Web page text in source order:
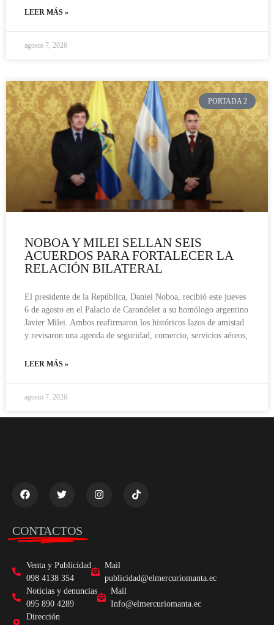
LEER MÁS »
agosto 7, 2026
PORTADA 2
NOBOA Y MILEI SELLAN SEIS
ACUERDOS PARA FORTALECER LA
RELACIÓN BILATERAL
El presidente de la República, Daniel Noboa, recibió este jueves
6 de agosto en el Palacio de Carondelet a su homólogo argentino
Javier Milei. Ambos reafirmaron los históricos lazos de amistad
y revisaron una agenda de seguridad, comercio, servicios aéreos,
LEER MÁS »
agosto 7, 2026
CONTACTOS
Venta y Publicidad
098 4138 354
Mail
publicidad@elmercuriomanta.ec
Noticias y denuncias
095 890 4289
Mail
Info@elmercuriomanta.ec
Dirección